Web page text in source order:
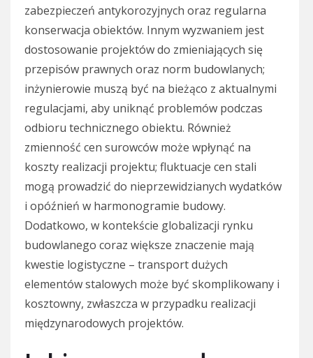
zabezpieczeń antykorozyjnych oraz regularna
konserwacja obiektów. Innym wyzwaniem jest
dostosowanie projektów do zmieniających się
przepisów prawnych oraz norm budowlanych;
inżynierowie muszą być na bieżąco z aktualnymi
regulacjami, aby uniknąć problemów podczas
odbioru technicznego obiektu. Również
zmienność cen surowców może wpłynąć na
koszty realizacji projektu; fluktuacje cen stali
mogą prowadzić do nieprzewidzianych wydatków
i opóźnień w harmonogramie budowy.
Dodatkowo, w kontekście globalizacji rynku
budowlanego coraz większe znaczenie mają
kwestie logistyczne – transport dużych
elementów stalowych może być skomplikowany i
kosztowny, zwłaszcza w przypadku realizacji
międzynarodowych projektów.